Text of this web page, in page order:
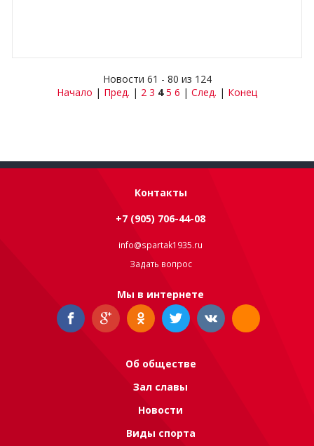
Новости 61 - 80 из 124
Начало | Пред. | 2 3 4 5 6 | След. | Конец
Контакты
+7 (905) 706-44-08
info@spartak1935.ru
Задать вопрос
Мы в интернете
Об обществе
Зал славы
Новости
Виды спорта